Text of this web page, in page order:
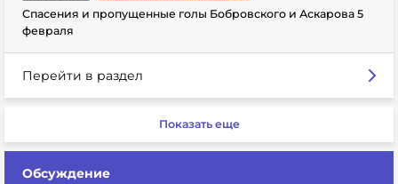
Спасения и пропущенные голы Бобровского и Аскарова 5
февраля
Перейти в раздел
Показать еще
Обсуждение